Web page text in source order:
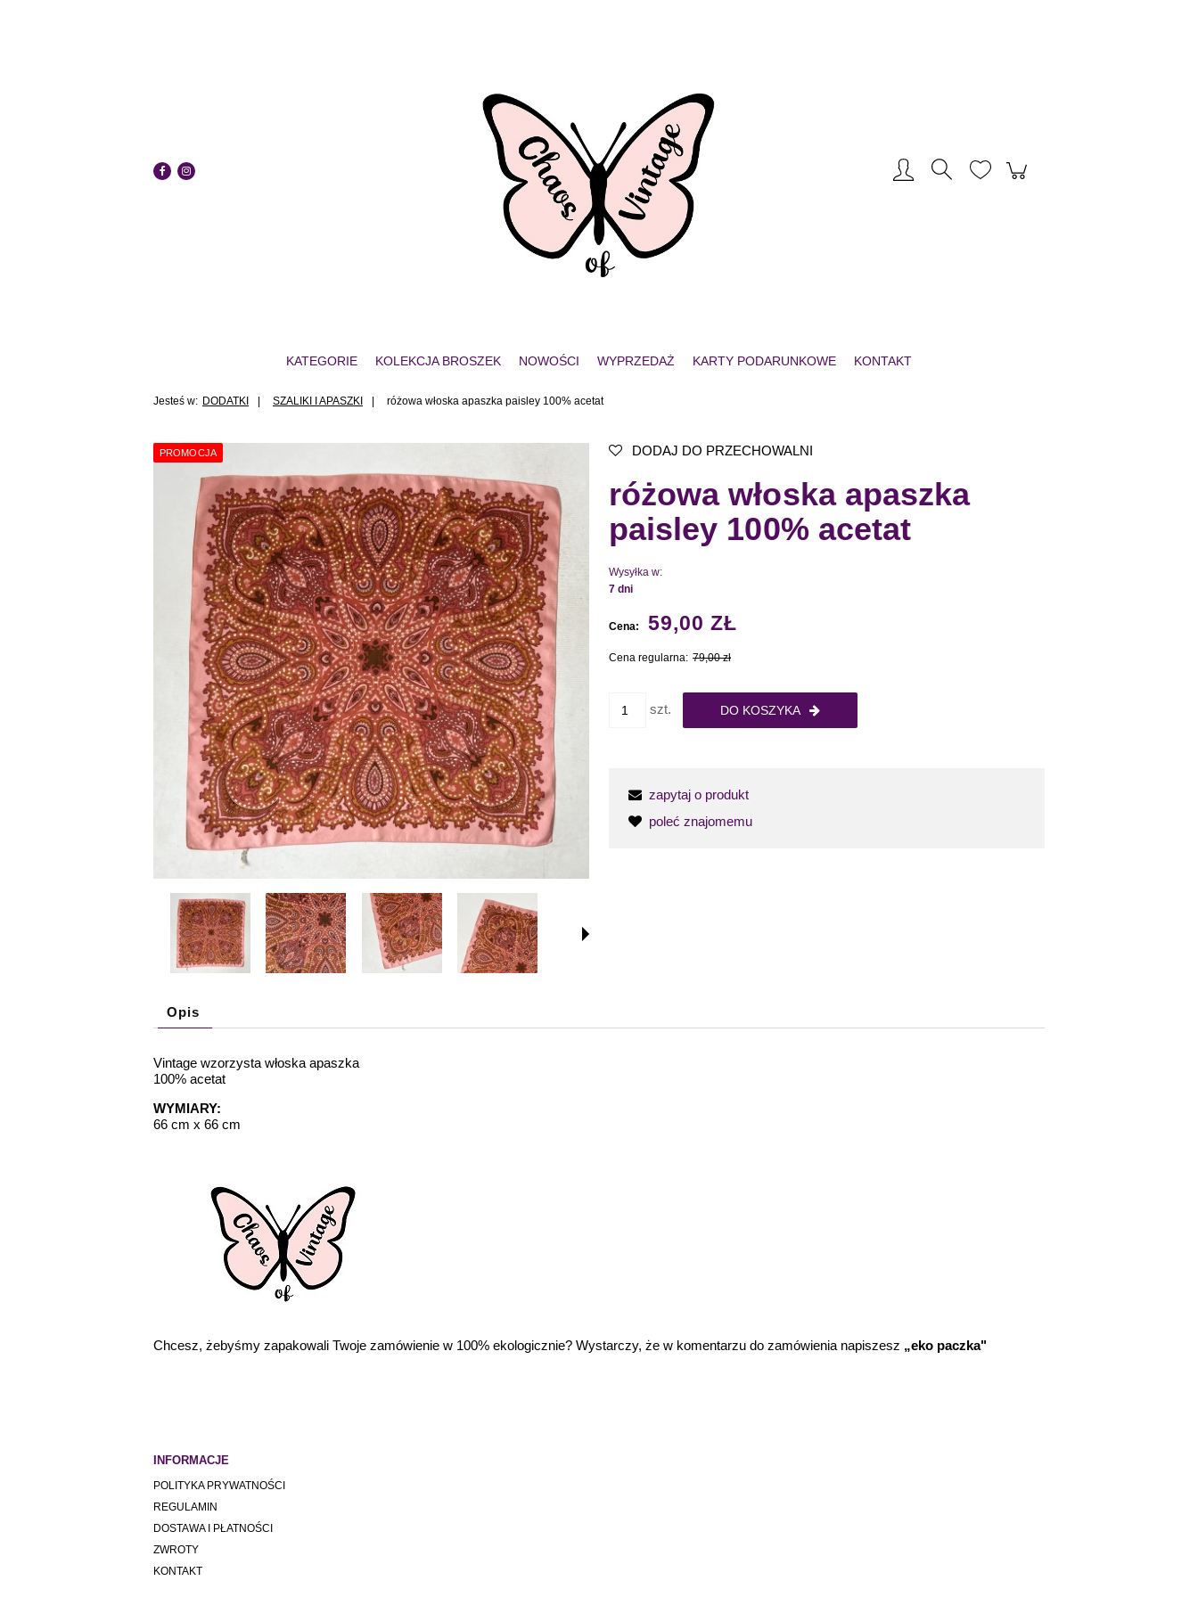
KATEGORIE KOLEKCJA BROSZEK NOWOŚCI WYPRZEDAŻ KARTY PODARUNKOWE KONTAKT
Jesteś w: DODATKI SZALIKI I APASZKI różowa włoska apaszka paisley 100% acetat
PROMOCJA DODAJ DO PRZECHOWALNI
różowa włoska apaszka
paisley 100% acetat
Wysyłka w:
7 dni
Cena: 59,00 ZŁ
Cena regularna: 79,00 zł
szt. DO KOSZYKA
zapytaj o produkt
poleć znajomemu
Opis
Vintage wzorzysta włoska apaszka
100% acetat
WYMIARY:
66 cm x 66 cm
Chcesz, żebyśmy zapakowali Twoje zamówienie w 100% ekologicznie? Wystarczy, że w komentarzu do zamówienia napiszesz „eko paczka"
INFORMACJE
POLITYKA PRYWATNOŚCI
REGULAMIN
DOSTAWA I PŁATNOŚCI
ZWROTY
KONTAKT